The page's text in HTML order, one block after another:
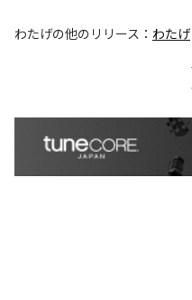
わたげの他のリリース： わたげ